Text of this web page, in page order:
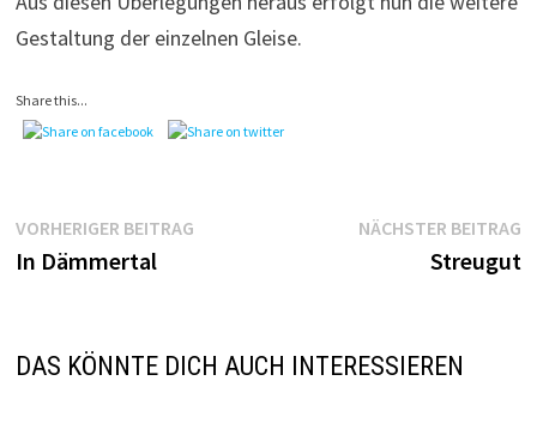
Gestaltung der einzelnen Gleise.
Share this...
Beitragsnavigation
VORHERIGER BEITRAGVorheriger
In Dämmertal
NÄCHSTER BEITRAG
Streugut
DAS KÖNNTE DICH AUCH INTERESSIEREN